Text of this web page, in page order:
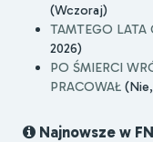
(Wczoraj)
TAMTEGO LATA
2026)
PO ŚMIERCI
PRACOWAŁ
Najnowsze w